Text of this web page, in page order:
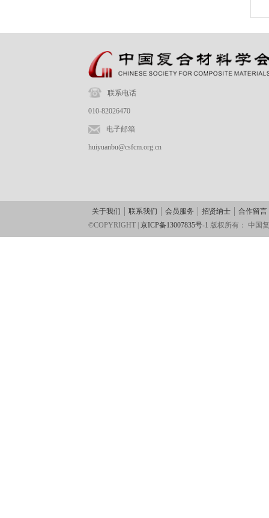
联系电话
010-82026470
电子邮箱
huiyuanbu@csfcm.org.cn
关于我们 联系我们 会员服务 招贤纳士
合作留言
©COPYRIGHT | 京ICP备13007835号-1 版权所有： 中国